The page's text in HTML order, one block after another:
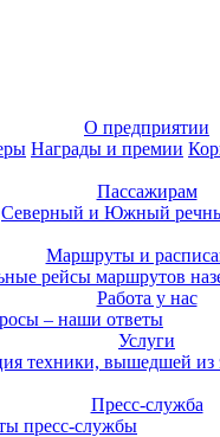
О предприятии
Награды и премии
Пассажирам
Северный и Южный
Маршруты и
рейсы маршрутов
Работа у нас
– наши ответы
Услуги
техники, вышедшей из
Пресс-служба
пресс-службы